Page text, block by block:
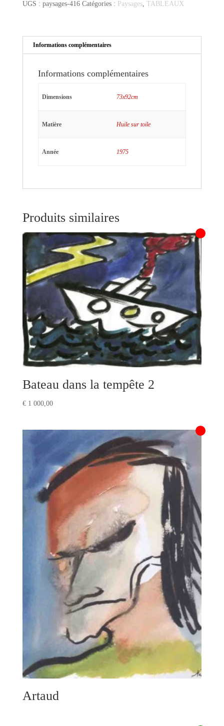
UGS : paysages-416 Catégories : Paysages, TABLEAUX
Informations complémentaires
Informations complémentaires
Dimensions 73x92cm
Matière Huile sur toile
Année 1975
Produits similaires
Bateau dans la tempête 2
€1 000,00
Artaud